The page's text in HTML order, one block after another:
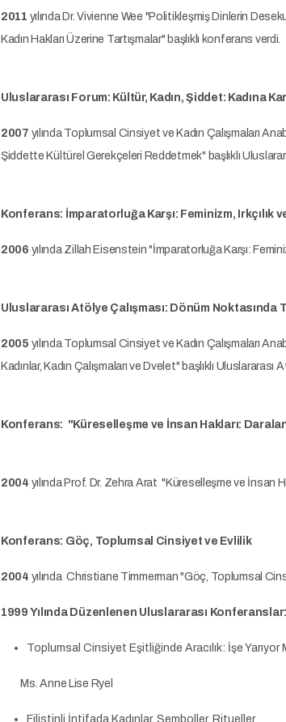
2011 yılında Dr. Vivienne Wee "Politikleşmiş Dinlerin
Kadın Hakları Üzerine Tartışmalar" başlıklı konferans verdi.
Uluslararası Forum: Kültür, Kadın, Şiddet: Kadına
2007 yılında Toplumsal Cinsiyet ve Kadın Çalışmaları
Şiddette Kültürel Gerekçeleri Reddetmek" başlıklı
Konferans: İmparatorluğa Karşı: Feminizm, Irkçılık
2006 yılında Zillah Eisenstein "İmparatorluğa Karşı:
Uluslararası Atölye Çalışması: Dönüm Noktasında
2005 yılında Toplumsal Cinsiyet ve Kadın Çalışmaları
Kadınlar, Kadın Çalışmaları ve Dvelet" başlıklı
Konferans: "Küreselleşme ve İnsan Hakları:
2004 yılında Prof. Dr. Zehra Arat "Küreselleşme ve İnsan
Konferans: Göç, Toplumsal Cinsiyet ve Evlilik
2004 yılında Christiane Timmerman "Göç, Toplumsal
1999 Yılında Düzenlenen Uluslararası Konferanslar:
Toplumsal Cinsiyet Eşitliğinde Aracılık: İşe Yarıyor
Ms. Anne Lise Ryel
Filistinli İntifada Kadınlar, Semboller, Ritueller